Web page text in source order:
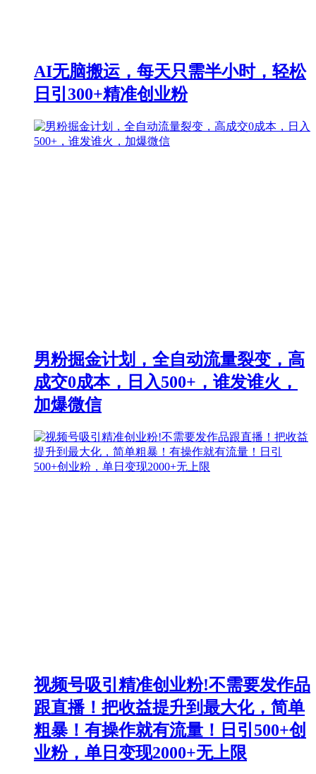
AI无脑搬运，每天只需半小时，轻松
日引300+精准创业粉
男粉掘金计划，全自动流量裂变，高
成交0成本，日入500+，谁发谁火，
加爆微信
视频号吸引精准创业粉!不需要发作品
跟直播！把收益提升到最大化，简单
粗暴！有操作就有流量！日引500+创
业粉，单日变现2000+无上限